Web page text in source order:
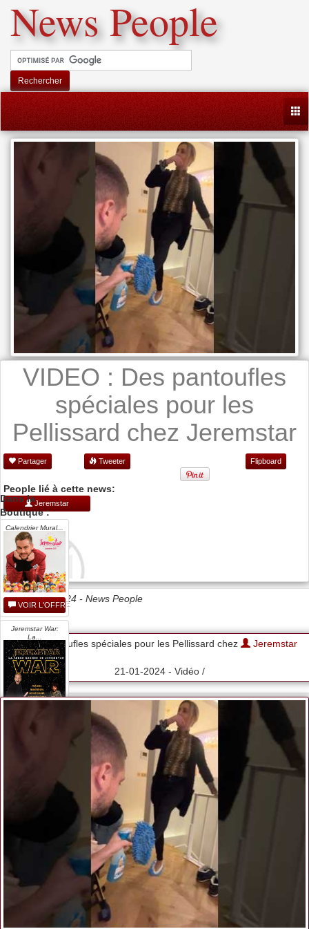
News People
Rechercher
VIDEO : Des pantoufles
spéciales pour les
Pellissard chez Jeremstar
Partager Tweeter Flipboard
People lié à cette news:
Jeremstar
Date 21/01/2024 - News People
Des pantoufles spéciales pour les Pellissard chez Jeremstar
21-01-2024 - Vidéo /
Dans la
Boutique :
Calendrier Mural...
VOIR L'OFFRE
Jeremstar War:
La...
Game Box